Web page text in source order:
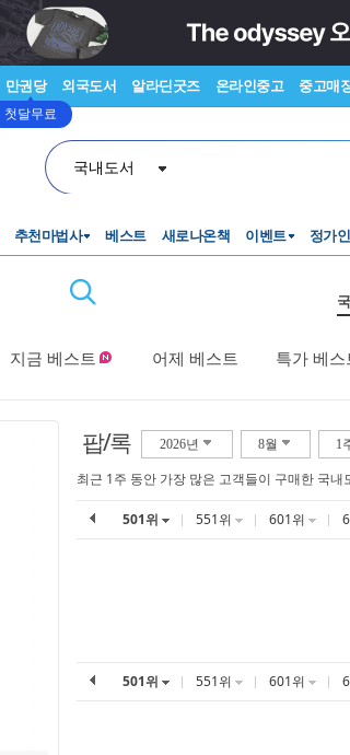
만권당
첫달무료
외국도서 알라딘굿즈 온라인중고 중고매
국내도서
추천마법사 베스트 새로나온책 이벤트 정가
지금 베스트 어제 베스트 특가 베스
팝/록 2026년 8월 1
최근 1주 동안 가장 많은 고객들이 구매한 국내
501위 551위 601위
501위 551위 601위